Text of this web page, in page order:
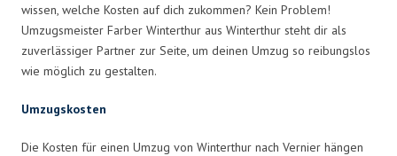
wissen, welche Kosten auf dich zukommen? Kein Problem!
Umzugsmeister Farber Winterthur aus Winterthur steht dir als
zuverlässiger Partner zur Seite, um deinen Umzug so reibungslos
wie möglich zu gestalten.
Umzugskosten
Die Kosten für einen Umzug von Winterthur nach Vernier hängen